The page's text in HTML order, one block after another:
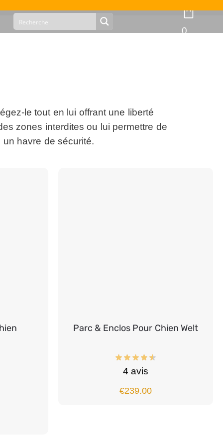
0
le tout en lui offrant une liberté
zones interdites ou lui permettre de
havre de sécurité.
Parc & Enclos Pour Chien Welt
4 avis
€239.00